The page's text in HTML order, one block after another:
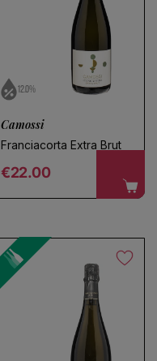
12.0%
Camossi
Franciacorta Extra Brut
Regular price
€22.00